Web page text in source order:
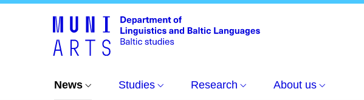
News Studies Research About us